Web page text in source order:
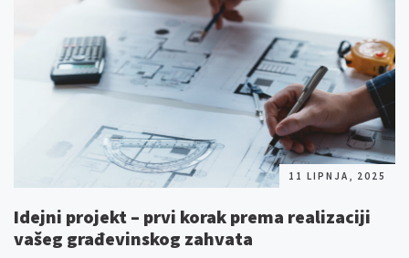
11 LIPNJA, 2025
Idejni projekt – prvi korak prema realizaciji
vašeg građevinskog zahvata